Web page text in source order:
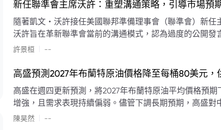
新任聯準會主席沃許：重塑溝通策略，引導市場預
隨著凱文・沃許接任美國聯邦準備理事會（聯準會）新
沃許旨在革新聯準會當前的溝通模式，認為過度的公開
計畫重塑政策預期的發布方式及其頻率，目標是減少對
許景桓 --
高盛預測2027年布蘭特原油價格降至每桶80美元
高盛在週四更新預測，將2027年布蘭特原油平均價格預
增強，且需求表現持續偏弱。儘管下調長期預期，高盛
蘭特原油均價為每桶90美元。該行認為，美國、巴西、
陳昊然 --